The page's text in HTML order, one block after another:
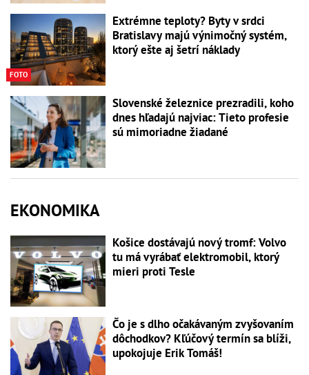
FOTO
Extrémne teploty? Byty v srdci
Bratislavy majú výnimočný systém,
ktorý ešte aj šetrí náklady
Slovenské železnice prezradili, koho
dnes hľadajú najviac: Tieto profesie
sú mimoriadne žiadané
EKONOMIKA
Košice dostávajú nový tromf: Volvo
tu má vyrábať elektromobil, ktorý
mieri proti Tesle
Čo je s dlho očakávaným zvyšovaním
dôchodkov? Kľúčový termín sa blíži,
upokojuje Erik Tomáš!